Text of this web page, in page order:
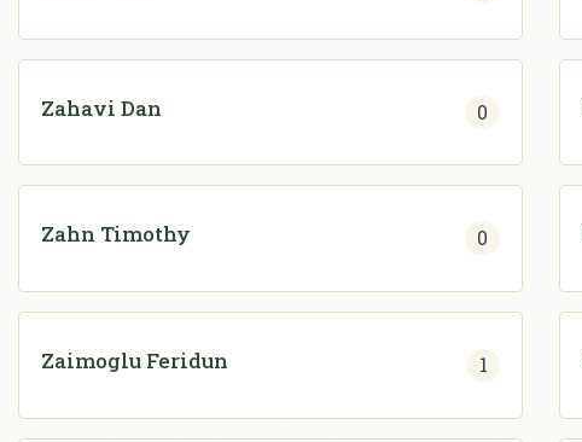
Zahavi Dan 0
Zahn Timothy 0
Zaimoglu Feridun 1